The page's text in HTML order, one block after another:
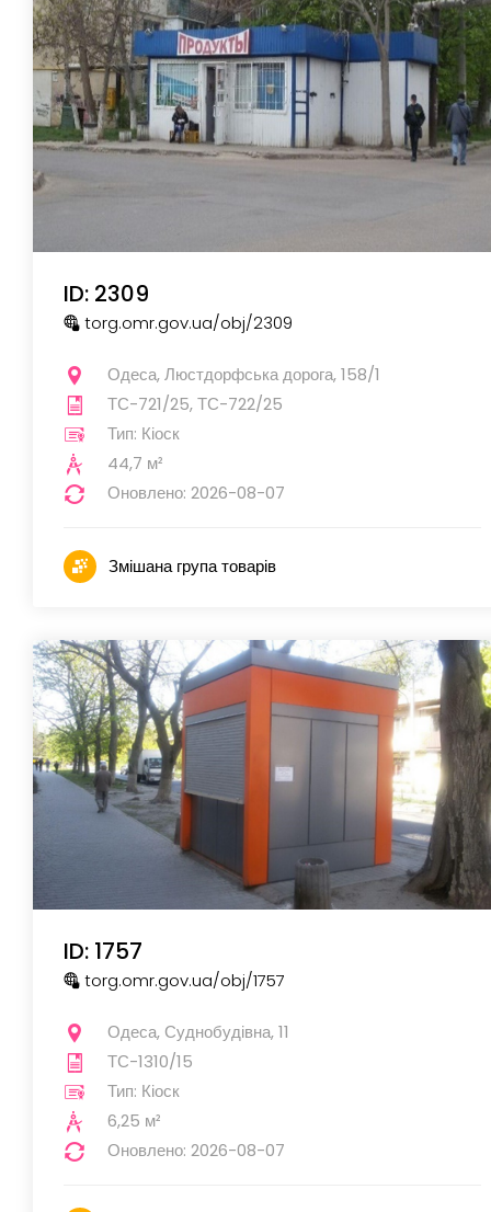
ID: 2309
torg.omr.gov.ua/obj/2309
Одеса, Люстдорфська дорога, 158/1
ТС-721/25, ТС-722/25
Тип: Кіоск
44,7 м²
Оновлено: 2026-08-07
Змішана група товарів
ID: 1757
torg.omr.gov.ua/obj/1757
Одеса, Суднобудівна, 11
ТС-1310/15
Тип: Кіоск
6,25 м²
Оновлено: 2026-08-07